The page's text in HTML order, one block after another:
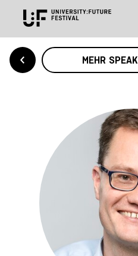
MEHR